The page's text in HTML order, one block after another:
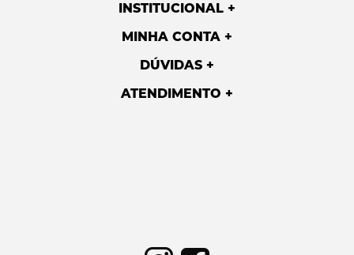
INSTITUCIONAL
MINHA CONTA
DÚVIDAS
ATENDIMENTO